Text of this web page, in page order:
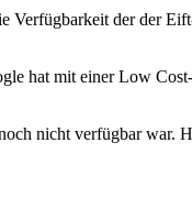
Verfügbarkeit der der
hat mit einer Low
nicht verfügbar war.